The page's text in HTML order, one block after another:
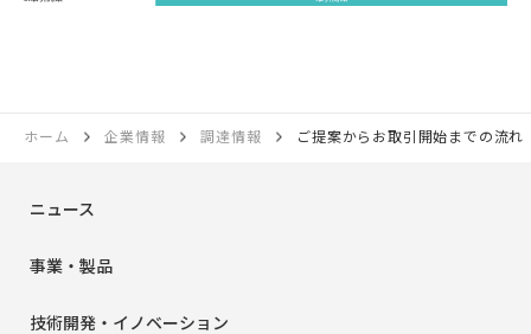
ホーム 企業情報 調達情報 ご提案からお取引開始までの流れ
ニュース
事業・製品
技術開発・ イノベーション